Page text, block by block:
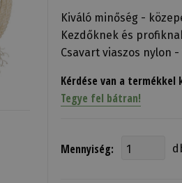
Kiváló minőség -
Kezdőknek és
Csavart viaszos nylon
Kérdése van a termékkel
Tegye fel bátran!
Mennyiség: